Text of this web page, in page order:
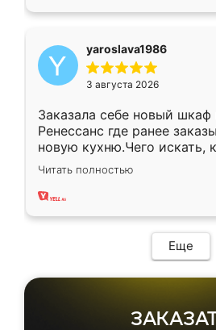
yaroslava1986
3 августа 2026
Заказала себе новый шкаф
Ренессанс где ранее
новую кухню.Чего искать,
вполне довольна. Служит
два года, нареканий нет.
Читать полностью
Еще